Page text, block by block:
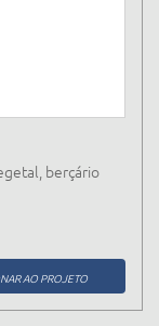
berçário
AO PROJETO